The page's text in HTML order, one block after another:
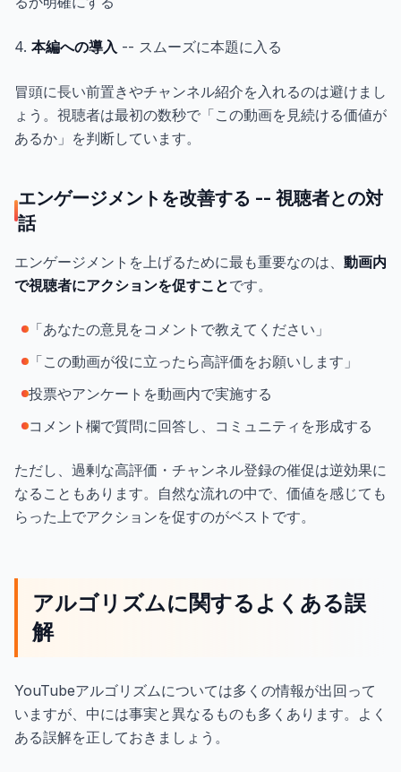
4. 本編への導入 -- スムーズに本題に入る
冒頭に長い前置きやチャンネル紹介を入れるのは避けまし
ょう。視聴者は最初の数秒で「この動画を見続ける価値が
あるか」を判断しています。
エンゲージメントを改善する -- 視聴者との対
話
エンゲージメントを上げるために最も重要なのは、 動画内
で視聴者にアクションを促すことです。
「あなたの意見をコメントで教えてください」
「この動画が役に立ったら高評価をお願いします」
投票やアンケートを動画内で実施する
コメント欄で質問に回答し、コミュニティを形成する
ただし、過剰な高評価・チャンネル登録の催促は逆効果に
なることもあります。自然な流れの中で、価値を感じても
らった上でアクションを促すのがベストです。
アルゴリズムに関するよくある誤
解
YouTubeアルゴリズムについては多くの情報が出回って
いますが、中には事実と異なるものも多くあります。よく
ある誤解を正しておきましょう。